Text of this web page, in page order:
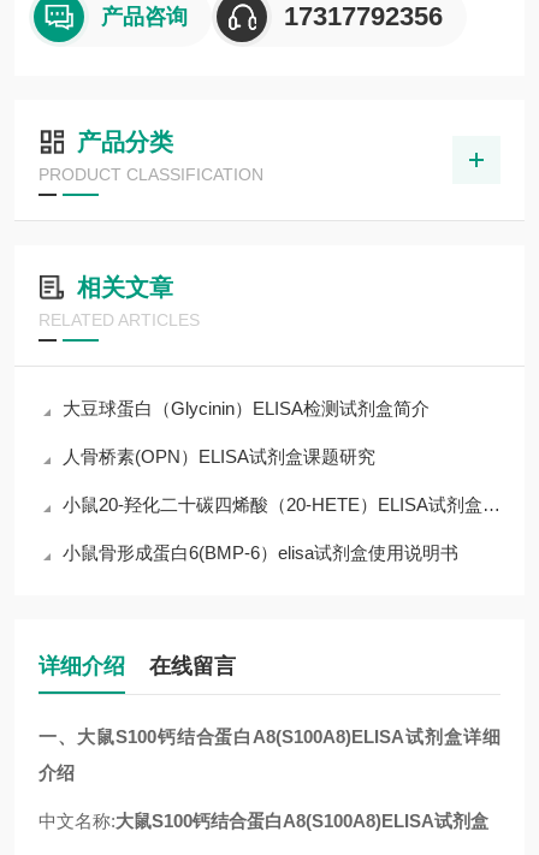
产品咨询 17317792356
产品分类
PRODUCT CLASSIFICATION
相关文章
RELATED ARTICLES
大豆球蛋白（Glycinin）ELISA检测试剂盒简介
人骨桥素(OPN）ELISA试剂盒课题研究
小鼠20-羟化二十碳四烯酸（20-HETE）ELISA试剂盒操作说明
小鼠骨形成蛋白6(BMP-6）elisa试剂盒使用说明书
详细介绍 在线留言
一、 大鼠S100钙结合蛋白A8(S100A8)ELISA试剂盒详细
介绍
中文名称:大鼠S100钙结合蛋白A8(S100A8)ELISA试剂盒